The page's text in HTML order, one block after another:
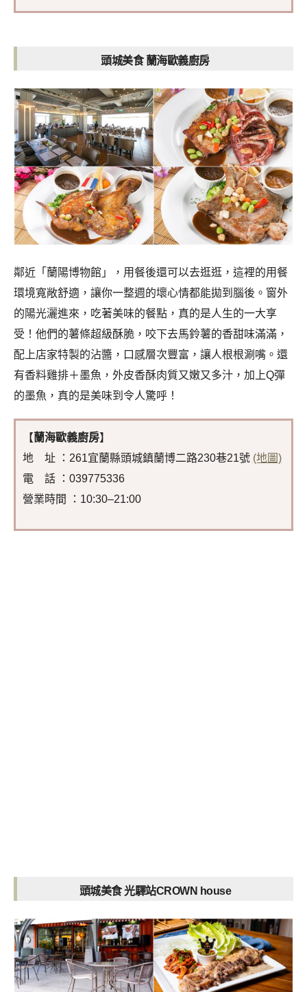
頭城美食 蘭海歐義廚房
鄰近「蘭陽博物館」，用餐後還可以去逛逛，這裡的用餐
環境寬敞舒適，讓你一整週的壞心情都能拋到腦後。窗外
的陽光灑進來，吃著美味的餐點，真的是人生的一大享
受！他們的薯條超級酥脆，咬下去馬鈴薯的香甜味滿滿，
配上店家特製的沾醬，口感層次豐富，讓人根根涮嘴。還
有香料雞排＋墨魚，外皮香酥肉質又嫩又多汁，加上Q彈
的墨魚，真的是美味到令人驚呼！
【蘭海歐義廚房】
地 址 ：261宜蘭縣頭城鎮蘭博二路230巷21號 (地圖)
電 話 ：039775336
營業時間 ：10:30–21:00
頭城美食 光驛站CROWN house